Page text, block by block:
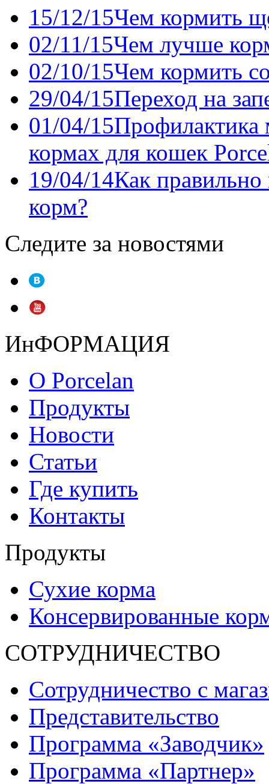
15/12/15Чем кормить
02/11/15Чем лучше
02/10/15Чем кормить
29/04/15Переход на
01/04/15Профилактика
кормах для кошек
19/04/14Как правильно
корм?
Следите за новостями
ИнФОРМАЦИЯ
О Porcelan
Продукты
Новости
Статьи
Где купить
Контакты
Продукты
Сухие корма
Консервированные
СОТРУДНИЧЕСТВО
Сотрудничество с
Представительство
Программа «Заводчик»
Программа «Партнер»